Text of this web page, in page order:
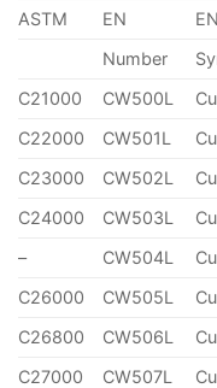
ASTM EN EN
Number
C21000
CW500L
C22000
CW501L
C23000
CW502L
C24000
CW503L
–
CW504L
C26000
CW505L
C26800
CW506L
C27000
CW507L